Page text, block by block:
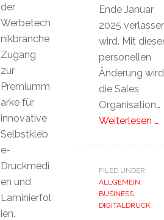
Ende Januar
2025
wird. Mit
personellen
Änderung wird
die Sales
Organisation…
Weiterlesen …
FILED UNDER:
ALLGEMEIN
BUSINESS,
DIGITALDRUCK
der
Werbetech
nikbranche
Zugang
zur
Premiumm
arke für
innovative
Selbstkleb
e-
Druckmedi
en und
Laminierfol
ien.